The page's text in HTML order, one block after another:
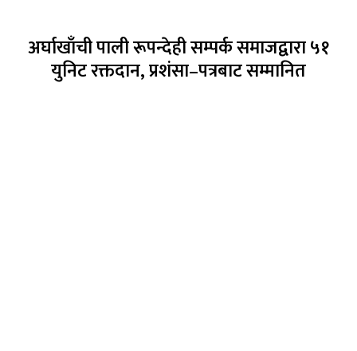
अर्घाखाँची पाली रूपन्देही सम्पर्क समाजद्वारा ५१
युनिट रक्तदान, प्रशंसा–पत्रबाट सम्मानित